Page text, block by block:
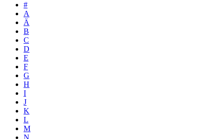
#
A
Ä
B
C
D
E
F
G
H
I
J
K
L
M